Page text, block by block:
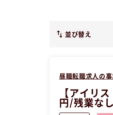
並び替え
昼職転職求人の
【アイリ
円/残業な